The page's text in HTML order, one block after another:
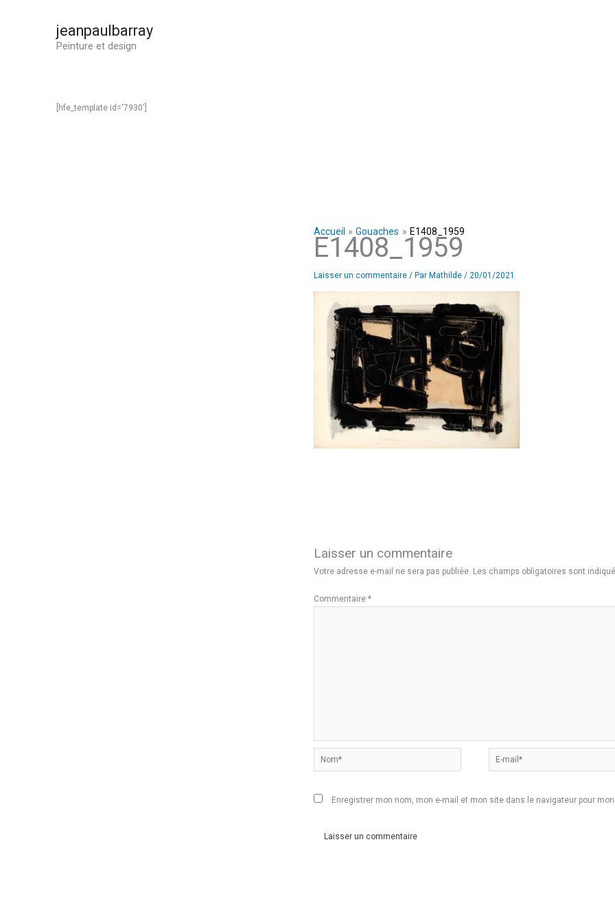
jeanpaulbarray
Peinture et design
[hfe_template id='7930']
Accueil Gouaches E1408_1959
E1408_1959
Laisser un commentaire / Par Mathilde/20/01/2021
Laisser un commentaire
Votre adresse e-mail ne sera pas publiée. Les champs obligatoires sont
Commentaire*
Nom*
mail*
Enregistrer mon nom, mon e-mail et mon site dans le navigateur pour